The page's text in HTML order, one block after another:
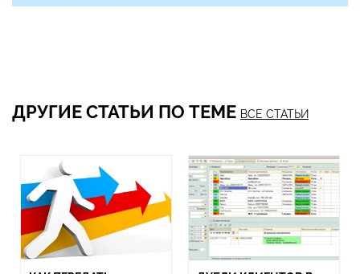
ДРУГИЕ СТАТЬИ ПО ТЕМЕ ВСЕ СТАТЬИ